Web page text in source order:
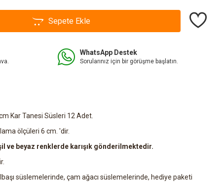
Sepete Ekle
WhatsApp Destek
Sorularınız için bir görüşme başlatın.
Kar Tanesi Süsleri 12 Adet.
ölçüleri 6 cm. 'dir.
ve beyaz renklerde karışık gönderilmektedir.
süslemelerinde, çam ağacı süslemelerinde, hediye paketi